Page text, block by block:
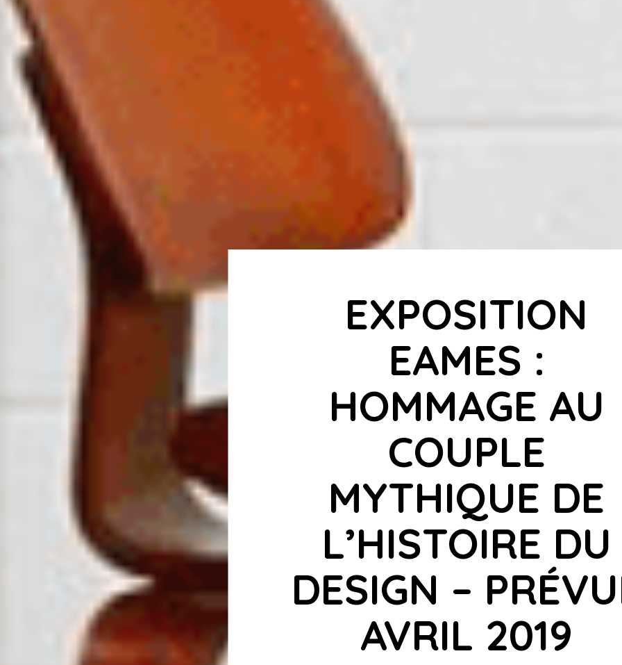
EXPOSITION
EAMES :
HOMMAGE AU
COUPLE
MYTHIQUE DE
L’HISTOIRE DU
DESIGN –
AVRIL 2019